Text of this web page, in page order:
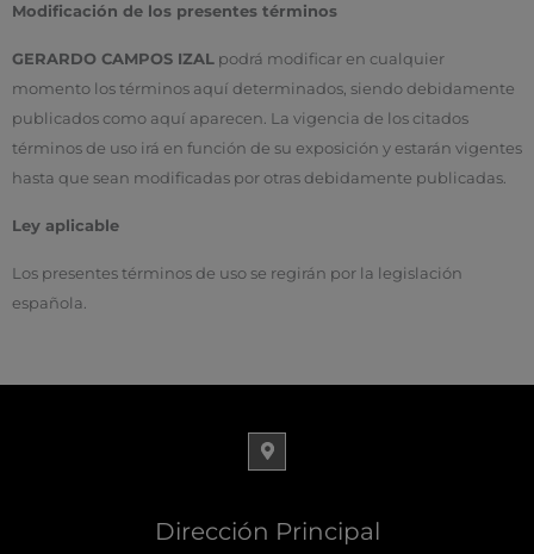
Modificación de los presentes términos
GERARDO CAMPOS IZAL podrá modificar en cualquier
momento los términos aquí determinados, siendo debidamente
publicados como aquí aparecen. La vigencia de los citados
términos de uso irá en función de su exposición y estarán vigentes
hasta que sean modificadas por otras debidamente publicadas.
Ley aplicable
Los presentes términos de uso se regirán por la legislación
española.
Dirección Principal